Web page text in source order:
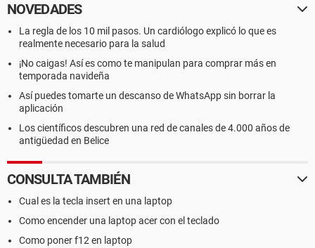
NOVEDADES
La regla de los 10 mil pasos. Un cardiólogo explicó lo que es
realmente necesario para la salud
¡No caigas! Así es como te manipulan para comprar más en
temporada navideña
Así puedes tomarte un descanso de WhatsApp sin borrar la
aplicación
Los científicos descubren una red de canales de 4.000 años de
antigüedad en Belice
CONSULTA TAMBIÉN
Cual es la tecla insert en una laptop
Como encender una laptop acer con el teclado
Como poner f12 en laptop